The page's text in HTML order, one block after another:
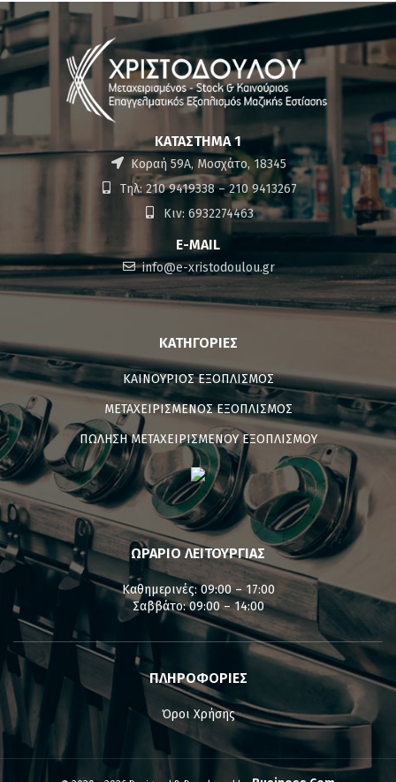
ΚΑΤΆΣΤΗΜΑ 1
Κοραή 59Α, Μοσχάτο, 18345
Τηλ: 210 9419338 – 210 9413267
Κιν: 6932274463
E-MAIL
info@e-xristodoulou.gr
ΚΑΤΗΓΟΡΊΕΣ
ΚΑΙΝΟΥΡΙΟΣ ΕΞΟΠΛΙΣΜΟΣ
ΜΕΤΑΧΕΙΡΙΣΜΕΝΟΣ ΕΞΟΠΛΙΣΜΟΣ
ΠΩΛΗΣΗ ΜΕΤΑΧΕΙΡΙΣΜΕΝΟΥ ΕΞΟΠΛΙΣΜΟΥ
ΩΡΑΡΙΟ ΛΕΙΤΟΥΡΓΙΑΣ
Καθημερινές: 09:00 – 17:00
Σαββάτο: 09:00 – 14:00
ΠΛΗΡΟΦΟΡΙΕΣ
Όροι Χρήσης